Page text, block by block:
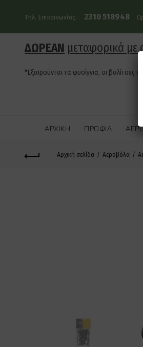
Τηλ. Επικοινωνίας: 2310 518948
ΔΩΡΕΑΝ μεταφορικά
*Εξαιρούνται τα φυσίγγια, οι βαλίτσες
ΑΡΧΙΚΉ ΠΡΟΦΊΛ
Αρχική σελίδα Αεροβόλα